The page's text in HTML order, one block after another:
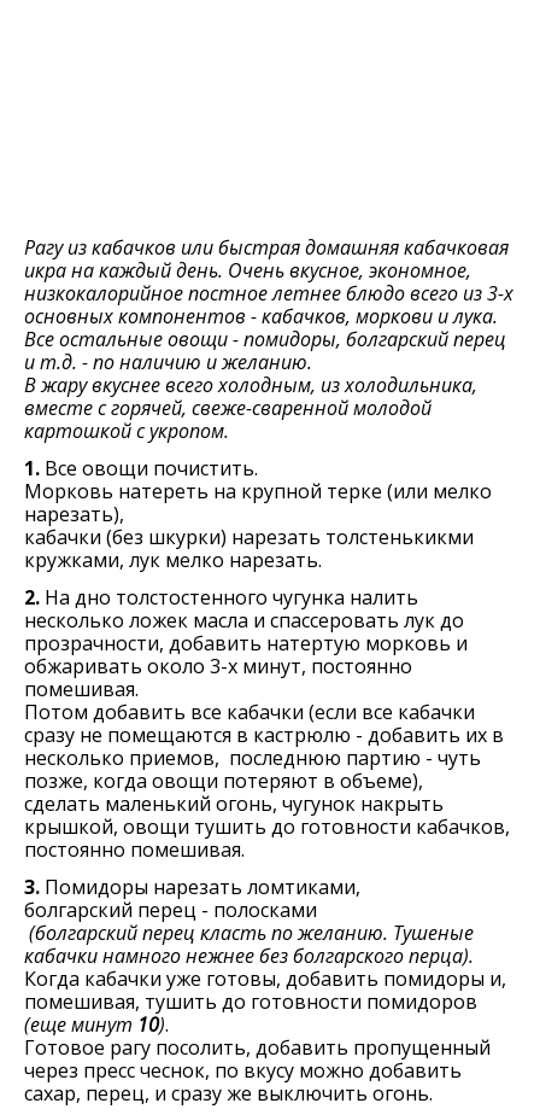
Рагу из кабачков или быстрая домашняя кабачковая
икра на каждый день. Очень вкусное, экономное,
низкокалорийное постное летнее блюдо всего из 3-х
основных компонентов - кабачков, моркови и лука.
Все остальные овощи - помидоры, болгарский перец
и т.д. - по наличию и желанию.
В жару вкуснее всего холодным, из холодильника,
вместе с горячей, свеже-сваренной молодой
картошкой с укропом.
1. Все овощи почистить.
Морковь натереть на крупной терке (или мелко
нарезать),
кабачки (без шкурки) нарезать толстенькикми
кружками, лук мелко нарезать.
2. На дно толстостенного чугунка налить
несколько ложек масла и спассеровать лук до
прозрачности, добавить натертую морковь и
обжаривать около 3-х минут, постоянно
помешивая.
Потом добавить все кабачки (если все кабачки
сразу не помещаются в кастрюлю - добавить их в
несколько приемов, последнюю партию - чуть
позже, когда овощи потеряют в объеме),
сделать маленький огонь, чугунок накрыть
крышкой, овощи тушить до готовности кабачков,
постоянно помешивая.
3. Помидоры нарезать ломтиками,
болгарский перец - полосками
(болгарский перец класть по желанию. Тушеные
кабачки намного нежнее без болгарского перца).
Когда кабачки уже готовы, добавить помидоры и,
помешивая, тушить до готовности помидоров
(еще минут 10).
Готовое рагу посолить, добавить пропущенный
через пресс чеснок, по вкусу можно добавить
сахар, перец, и сразу же выключить огонь.